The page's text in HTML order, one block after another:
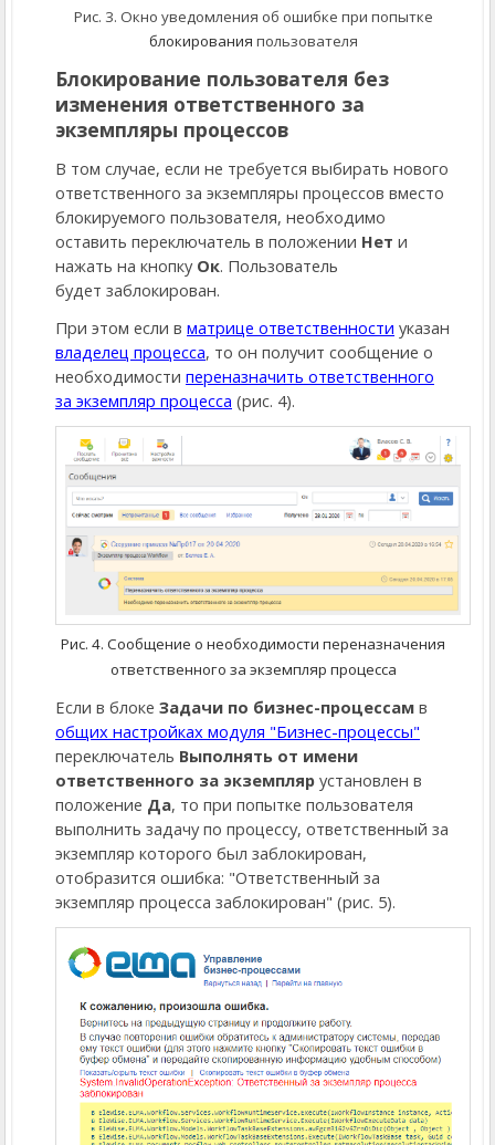
Рис. 3. Окно уведомления об ошибке при попытке
блокирования пользователя
Блокирование пользователя без
изменения ответственного за
экземпляры процессов
В том случае, если не требуется выбирать нового
ответственного за экземпляры процессов вместо
блокируемого пользователя, необходимо
оставить переключатель в положении Нет и
нажать на кнопку Ок. Пользователь
будет заблокирован.
При этом если в матрице ответственности указан
владелец процесса, то он получит сообщение о
необходимости переназначить ответственного
за экземпляр процесса (рис. 4).
Рис. 4. Сообщение о необходимости переназначения
ответственного за экземпляр процесса
Если в блоке Задачи по бизнес-процессам в
общих настройках модуля "Бизнес-процессы"
переключатель Выполнять от имени
ответственного за экземпляр установлен в
положение Да, то при попытке пользователя
выполнить задачу по процессу, ответственный за
экземпляр которого был заблокирован,
отобразится ошибка: "Ответственный за
экземпляр процесса заблокирован" (рис. 5).